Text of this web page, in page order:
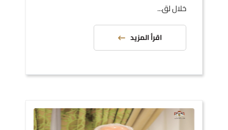
خلال لق...
اقرأ المزيد